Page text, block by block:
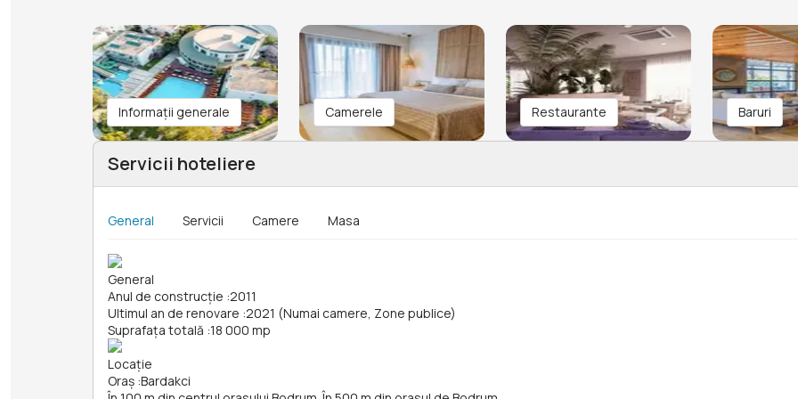
Informații generale Camerele Restaurante Baruri
Servicii hoteliere
General Servicii Camere Masa
General
Anul de construcție :2011
Ultimul an de renovare :2021 (Numai camere, Zone publice)
Suprafața totală :18 000 mp
Locație
Oraș :Bardakci